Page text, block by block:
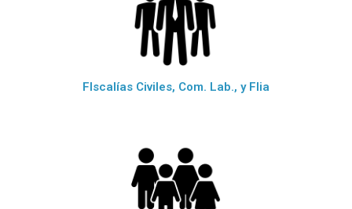
FIscalías Civiles, Com. Lab., y Flia